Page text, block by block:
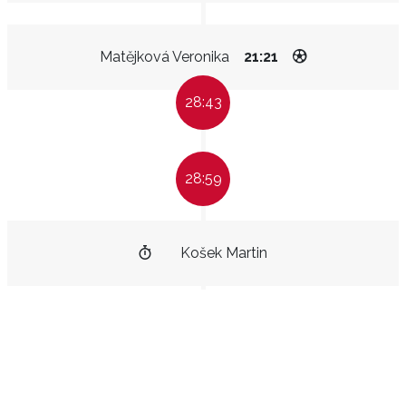
Matějková Veronika 21:21
28:43
28:59
Košek Martin